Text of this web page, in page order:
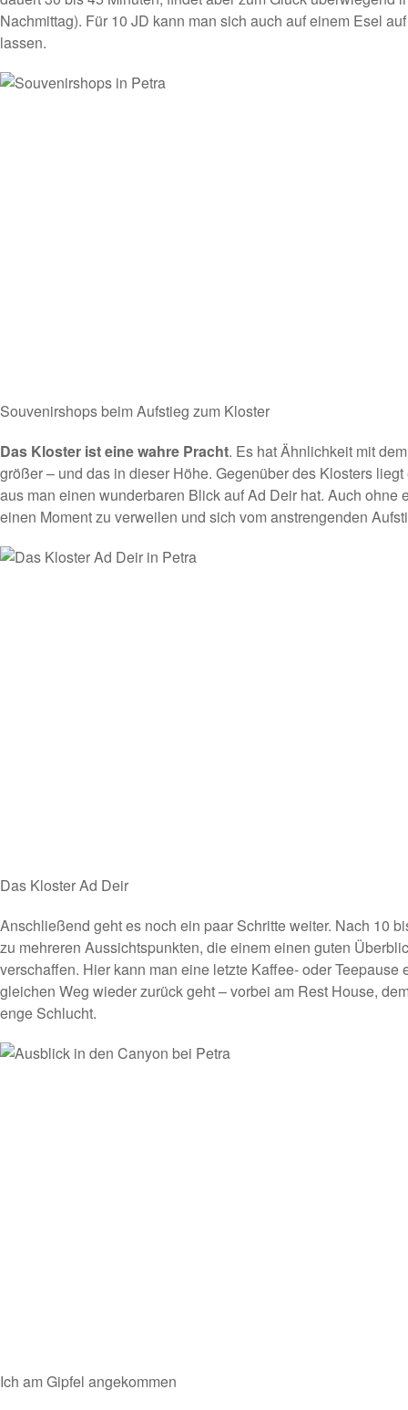
Nachmittag). Für 10 JD kann man sich auch auf einem Esel
lassen.
Souvenirshops beim Aufstieg zum Kloster
Das Kloster ist eine wahre Pracht. Es hat Ähnlichkeit mit
größer – und das in dieser Höhe. Gegenüber des Klosters
aus man einen wunderbaren Blick auf Ad Deir hat. Auch ohne
einen Moment zu verweilen und sich vom anstrengenden
Das Kloster Ad Deir
Anschließend geht es noch ein paar Schritte weiter. Nach 10
zu mehreren Aussichtspunkten, die einem einen guten
verschaffen. Hier kann man eine letzte Kaffee- oder Teepause
gleichen Weg wieder zurück geht – vorbei am Rest House,
enge Schlucht.
Ich am Gipfel angekommen